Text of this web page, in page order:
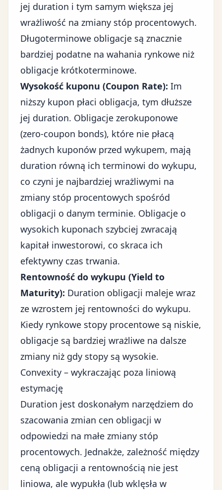
jej duration i tym samym większa jej
wrażliwość na zmiany stóp procentowych.
Długoterminowe obligacje są znacznie
bardziej podatne na wahania rynkowe niż
obligacje krótkoterminowe.
Wysokość kuponu (Coupon Rate): Im
niższy kupon płaci obligacja, tym dłuższe
jej duration. Obligacje zerokuponowe
(zero-coupon bonds), które nie płacą
żadnych kuponów przed wykupem, mają
duration równą ich terminowi do wykupu,
co czyni je najbardziej wrażliwymi na
zmiany stóp procentowych spośród
obligacji o danym terminie. Obligacje o
wysokich kuponach szybciej zwracają
kapitał inwestorowi, co skraca ich
efektywny czas trwania.
Rentowność do wykupu (Yield to
Maturity): Duration obligacji maleje wraz
ze wzrostem jej rentowności do wykupu.
Kiedy rynkowe stopy procentowe są niskie,
obligacje są bardziej wrażliwe na dalsze
zmiany niż gdy stopy są wysokie.
Convexity – wykraczając poza liniową
estymację
Duration jest doskonałym narzędziem do
szacowania zmian cen obligacji w
odpowiedzi na małe zmiany stóp
procentowych. Jednakże, zależność między
ceną obligacji a rentownością nie jest
liniowa, ale wypukła (lub wklęsła w